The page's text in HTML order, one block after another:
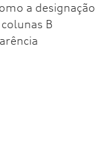
a designação
B